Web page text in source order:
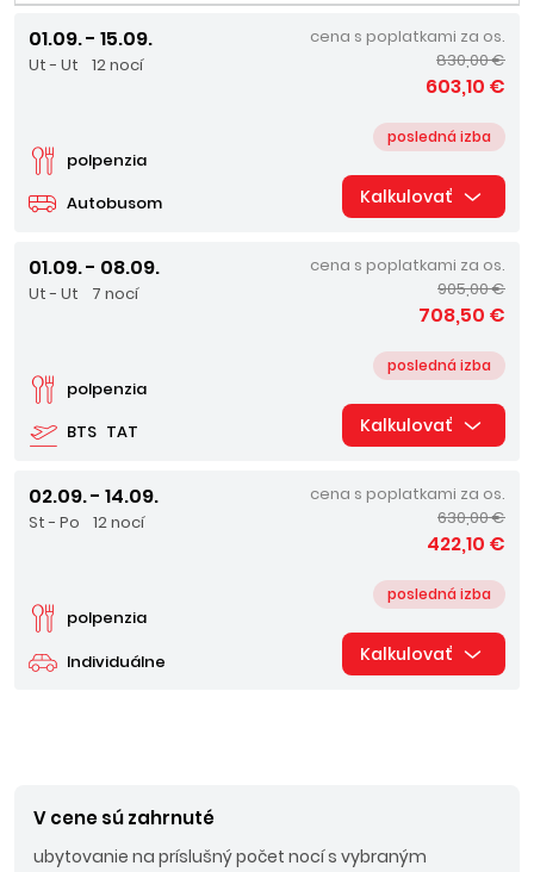
01.09. - 15.09.
Ut - Ut 12 nocí
Autobusom
polpenzia
posledná izba
cena s poplatkami za os.
830,00 €
603,10 €
Kalkulovať
01.09. - 08.09.
Ut - Ut 7 nocí
BTS TAT
polpenzia
posledná izba
cena s poplatkami za os.
905,00 €
708,50 €
Kalkulovať
02.09. - 14.09.
St - Po 12 nocí
Individuálne
polpenzia
posledná izba
cena s poplatkami za os.
630,00 €
422,10 €
Kalkulovať
V cene sú zahrnuté
ubytovanie na príslušný počet nocí s vybraným